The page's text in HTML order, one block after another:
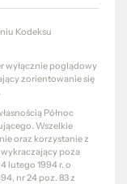
Kodeksu
wyłącznie poglądowy
zorientowanie się
Północ
Wszelkie
oraz korzystanie z
poza
lutego 1994 r. o
nr 24 poz. 83 z